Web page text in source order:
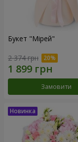
Букет "Мірей"
2 374 грн
Замовити